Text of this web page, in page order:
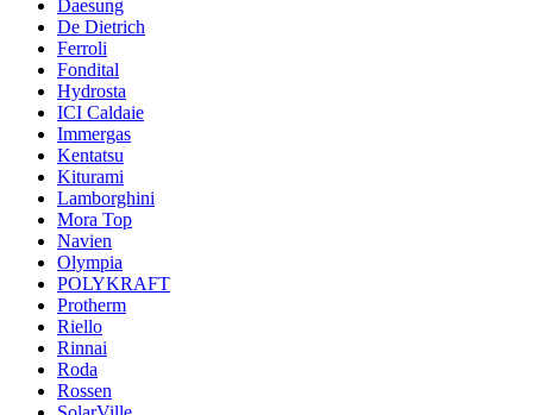
Daesung
De Dietrich
Ferroli
Fondital
Hydrosta
ICI Caldaie
Immergas
Kentatsu
Kiturami
Lamborghini
Mora Top
Navien
Olympia
POLYKRAFT
Protherm
Riello
Rinnai
Roda
Rossen